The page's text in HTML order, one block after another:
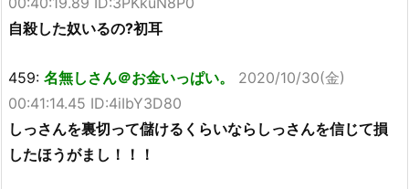
自殺した奴いるの?初耳
459: 名無しさん＠お金いっぱい。
2020/10/30(金)
00:41:14.45 ID:4iIbY3D80
しっさんを裏切って儲けるくらいならしっさんを信じて損
したほうがまし！！！